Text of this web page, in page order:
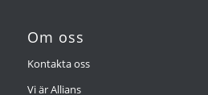
Om oss
Kontakta oss
Vi är Allians